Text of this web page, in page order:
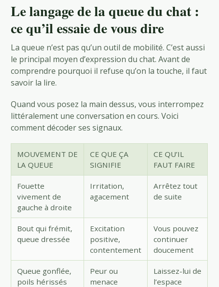
Le langage de la queue du chat :
ce qu’il essaie de vous dire
La queue n’est pas qu’un outil de mobilité. C’est aussi
le principal moyen d’expression du chat. Avant de
comprendre pourquoi il refuse qu’on la touche, il faut
savoir la lire.
Quand vous posez la main dessus, vous interrompez
littéralement une conversation en cours. Voici
comment décoder ses signaux.
MOUVEMENT DE
LA QUEUE
CE QUE ÇA
SIGNIFIE
CE QU’IL
FAUT FAIRE
Fouette
vivement de
gauche à droite
Irritation,
agacement
Arrêtez tout
de suite
Bout qui frémit,
queue dressée
Excitation
positive,
contentement
Vous pouvez
continuer
doucement
Queue gonflée,
poils hérissés
Peur ou
menace
Laissez-lui de
l’espace